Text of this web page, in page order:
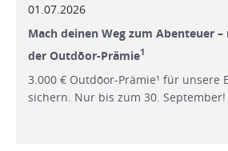
01.07.2026
Mach deinen Weg zum Abenteuer
der Outdōor-Prämie1
3.000 € Outdōor-Prämie¹ für unsere
sichern. Nur bis zum 30. September!